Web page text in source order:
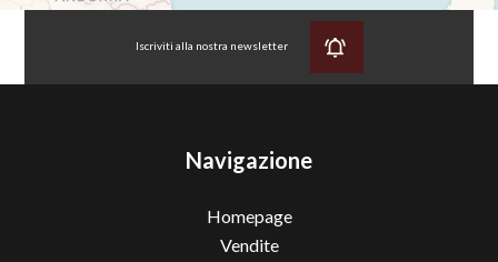
Iscriviti alla nostra newsletter
Navigazione
Homepage
Vendite